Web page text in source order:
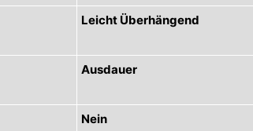
Leicht Überhängend
Ausdauer
Nein